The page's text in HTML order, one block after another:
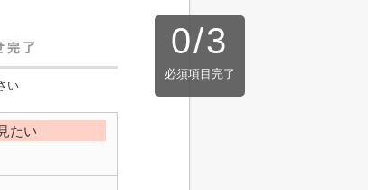
0/3
必須項目完了
い
たい